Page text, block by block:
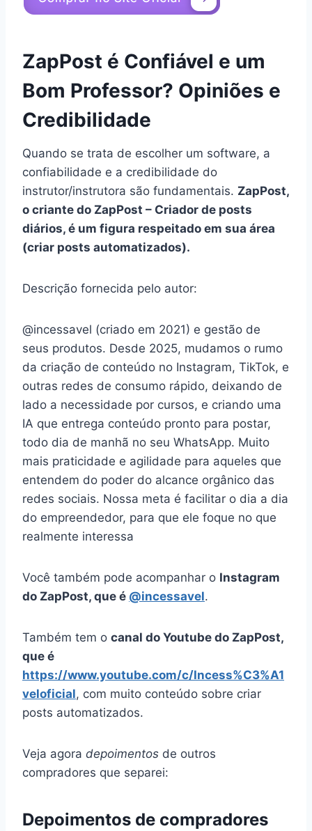
ZapPost é Confiável e um
Bom Professor? Opiniões e
Credibilidade
Quando se trata de escolher um software, a
confiabilidade e a credibilidade do
instrutor/instrutora são fundamentais. ZapPost,
o criante do ZapPost – Criador de posts
diários, é um figura respeitado em sua área
(criar posts automatizados).
Descrição fornecida pelo autor:
@incessavel (criado em 2021) e gestão de
seus produtos. Desde 2025, mudamos o rumo
da criação de conteúdo no Instagram, TikTok, e
outras redes de consumo rápido, deixando de
lado a necessidade por cursos, e criando uma
IA que entrega conteúdo pronto para postar,
todo dia de manhã no seu WhatsApp. Muito
mais praticidade e agilidade para aqueles que
entendem do poder do alcance orgânico das
redes sociais. Nossa meta é facilitar o dia a dia
do empreendedor, para que ele foque no que
realmente interessa
Você também pode acompanhar o Instagram
do ZapPost, que é @incessavel.
Também tem o canal do Youtube do ZapPost,
que é
https://www.youtube.com/c/Incess%C3%A1
veloficial, com muito conteúdo sobre criar
posts automatizados.
Veja agora depoimentos de outros
compradores que separei:
Depoimentos de compradores